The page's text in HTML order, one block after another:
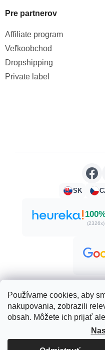
Používame cookies, aby
nakupovania, zobrazili
obsah. Môžete ich prijať
Pre partnerov
Affiliate program
Veľkoobchod
Dropshipping
Private label
SK
(2326x)
Copyright 2026